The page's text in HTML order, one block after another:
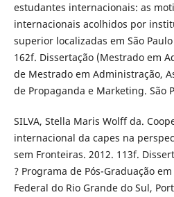
estudantes internacionais: as
internacionais acolhidos por
superior localizadas em São
162f. Dissertação (Mestrado em
de Mestrado em Administração,
de Propaganda e Marketing. São
SILVA, Stella Maris Wolff da.
internacional da capes na
sem Fronteiras. 2012. 113f.
? Programa de Pós-Graduação
Federal do Rio Grande do Sul,